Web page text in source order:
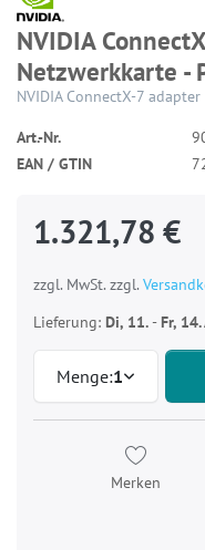
NVIDIA
Netzwerkkarte -
NVIDIA ConnectX-7
Art.-Nr.
EAN / GTIN
1.321,78 €
zzgl. MwSt. zzgl.
Lieferung: Di, 11.-Fr, 14.
Menge:1
Merken